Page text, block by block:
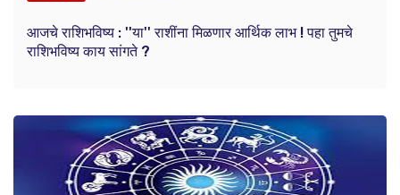
आजचे राशिभविष्य : ''या'' राशींना मिळणार आर्थिक लाभ ! पहा तुमचे
राशिभविष्य काय सांगते ?